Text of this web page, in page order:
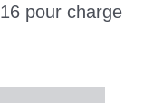
pour charge